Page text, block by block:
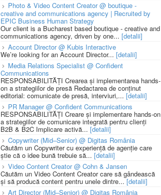
Photo & Video Content Creator @ boutique -
creative and communications agency | Recruited by
EPIC Business Human Strategy
Our client is a Bucharest based boutique - creative and
communications agency, driven by one... [detalii]
Account Director @ Kubis Interactive
We’re looking for an Account Director... [detalii]
Media Relations Specialist @ Confident
Communications
RESPONSABILITĂȚI Crearea și implementarea hands-
on a strategiilor de presă Redactarea de conținut
editorial: comunicate de presă, interviuri,... [detalii]
PR Manager @ Confident Communications
RESPONSABILITĂȚI Creare și implementare hands-on
a strategiilor de comunicare integrată pentru clienți
B2B & B2C Implicare activă... [detalii]
Copywriter (Mid–Senior) @ Digitas România
Căutăm un Copywriter cu experiență de agenție care
știe că o idee bună trebuie să... [detalii]
Video Content Creator @ Cohn & Jansen
Căutăm un Video Content Creator care să gândească
și să producă content pentru unele dintre...[detalii]
Art Director (Mid–Senior) @ Digitas România